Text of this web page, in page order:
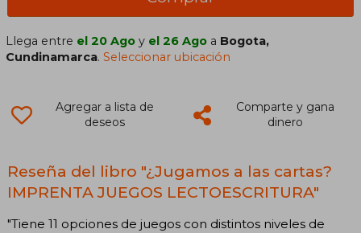
Llega entre el 20 Ago y el 26 Ago a Bogota,
Cundinamarca.Seleccionar ubicación
Agregar a lista de
deseos
Comparte y gana
dinero
Reseña del libro "¿Jugamos a las cartas?
IMPRENTA JUEGOS LECTOESCRITURA"
"Tiene 11 opciones de juegos con distintos niveles de